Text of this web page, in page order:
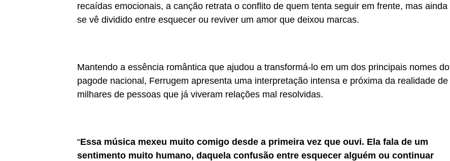
recaídas emocionais, a canção retrata o conflito de quem tenta seguir em frente, mas ainda
se vê dividido entre esquecer ou reviver um amor que deixou marcas.
Mantendo a essência romântica que ajudou a transformá-lo em um dos principais nomes do
pagode nacional, Ferrugem apresenta uma interpretação intensa e próxima da realidade de
milhares de pessoas que já viveram relações mal resolvidas.
“Essa música mexeu muito comigo desde a primeira vez que ouvi. Ela fala de um
sentimento muito humano, daquela confusão entre esquecer alguém ou continuar